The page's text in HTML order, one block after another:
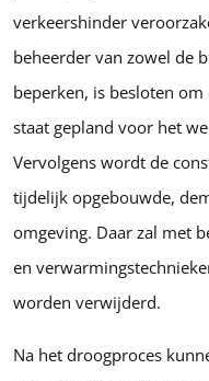
verkeershinder
beheerder van zowel de
beperken, is besloten
staat gepland voor het
Vervolgens wordt de
tijdelijk opgebouwde,
omgeving. Daar zal met
en
worden verwijderd.
Na het droogproces